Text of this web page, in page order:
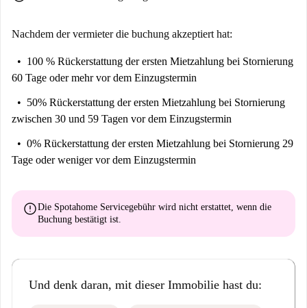
Nachdem der vermieter die buchung akzeptiert hat:
100 % Rückerstattung der ersten Mietzahlung bei Stornierung
60 Tage oder mehr vor dem Einzugstermin
50% Rückerstattung der ersten Mietzahlung bei Stornierung
zwischen 30 und 59 Tagen vor dem Einzugstermin
0% Rückerstattung der ersten Mietzahlung bei Stornierung 29
Tage oder weniger vor dem Einzugstermin
errorDie Spotahome Servicegebühr wird nicht erstattet, wenn die
Buchung bestätigt ist.
Und denk daran, mit dieser Immobilie hast du: